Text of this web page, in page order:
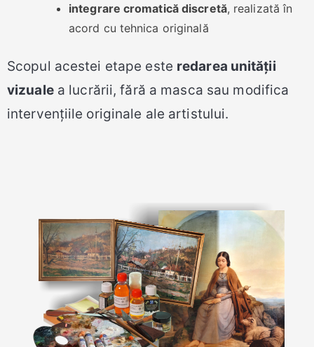
integrare cromatică discretă, realizată în
acord cu tehnica originală
Scopul acestei etape este redarea unității
vizualea lucrării, fără a masca sau modifica
intervențiile originale ale artistului.